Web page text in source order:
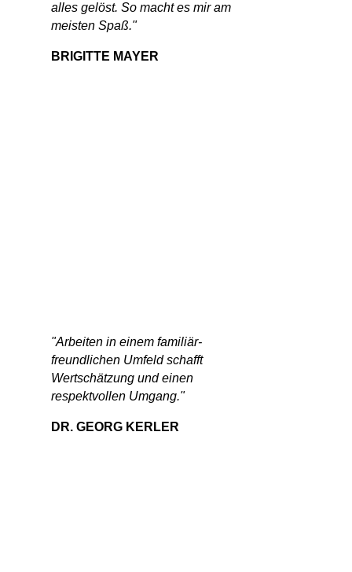
alles gelöst. So macht es mir am
meisten Spaß."
BRIGITTE MAYER
"Arbeiten in einem familiär-
freundlichen Umfeld schafft
Wertschätzung und einen
respektvollen Umgang."
DR. GEORG KERLER